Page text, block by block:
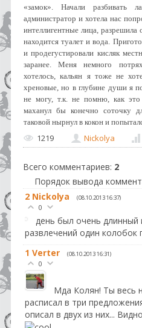
«замок». Начали разбивать
администратор и хотела нас
интеллигентные лица, разрешила
находится туалет и вода.
и продегустировали кисляк
заранее. Меня немного
хотелось, кальян я тоже не
хреновые, но в глубине души я
не могу, т.к. не помню, как это
маханул бы конечно соточку
таковой нырнул в кокон и
1219 Nickolya
Всего комментариев: 2
Порядок вывода
2 Nickolya (08.10.2013 16:37)
0
день был очень длинный
развлечений один колобок
1 Verter (08.10.2013 16:31)
0
Мда Колян! Ты весь
расписал в три
описал в двух из них...